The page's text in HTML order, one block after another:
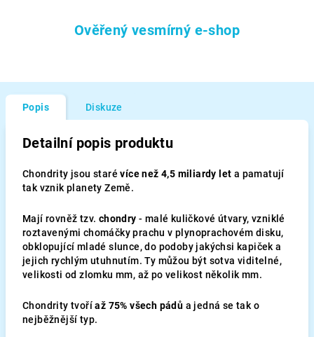
Ověřený vesmírný e-shop
Popis Diskuze
Detailní popis produktu
Chondrity jsou staré více než 4,5 miliardy let a pamatují
tak vznik planety Země.
Mají rovněž tzv. chondry - malé kuličkové útvary, vzniklé
roztavenými chomáčky prachu v plynoprachovém disku,
obklopující mladé slunce, do podoby jakýchsi kapiček a
jejich rychlým utuhnutím. Ty můžou být sotva viditelné,
velikosti od zlomku mm, až po velikost několik mm.
Chondrity tvoří až 75% všech pádů a jedná se tak o
nejběžnější typ.